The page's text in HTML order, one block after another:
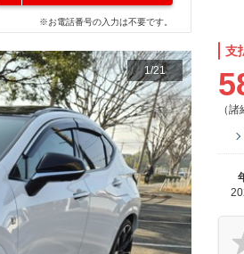
※お電話番号の入力は不要です。
1/21
支
（